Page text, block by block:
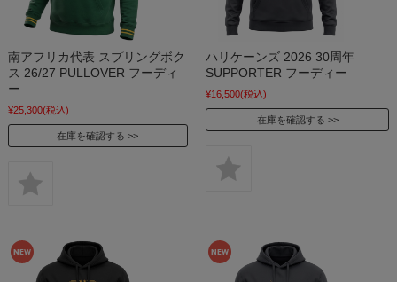
南アフリカ代表 スプリングボク
ス 26/27 PULLOVER フーディ
ー
¥25,300(税込)
在庫を確認する
ハリケーンズ 2026 30周年
SUPPORTER フーディー
¥16,500(税込)
在庫を確認する